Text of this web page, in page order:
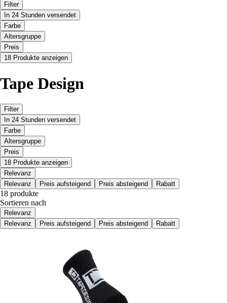
Filter
In 24 Stunden versendet
Farbe
Altersgruppe
Preis
18 Produkte anzeigen
Tape Design
Filter
In 24 Stunden versendet
Farbe
Altersgruppe
Preis
18 Produkte anzeigen
Relevanz
Relevanz
Preis aufsteigend Preis absteigend Rabatt
18 produkte
Sortieren nach
Relevanz
Relevanz
Preis aufsteigend Preis absteigend Rabatt